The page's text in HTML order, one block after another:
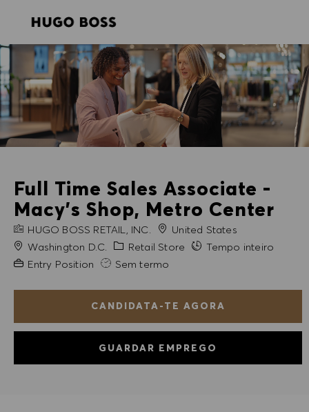
Full Time Sales Associate -
Macy's Shop, Metro Center
NOME DA EMPRESA
HUGO BOSS RETAIL, INC.
United States
Cidade
Washington D.C. Categoria
Retail Store
Tempo inteiro
Experiência exigida
Entry Position Sem termo
CANDIDATA-TE AGORA
GUARDAR EMPREGO